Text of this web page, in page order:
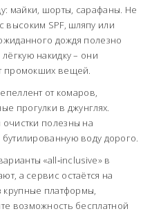
майки, шорты, сарафаны. Не
высоким SPF, шляпу или
дождя полезно
накидку – они
промокших вещей.
от комаров,
прогулки в джунглях.
очистки полезны на
бутилированную воду дорого.
«all‑inclusive» в
а сервис остаётся на
крупные платформы,
возможность бесплатной